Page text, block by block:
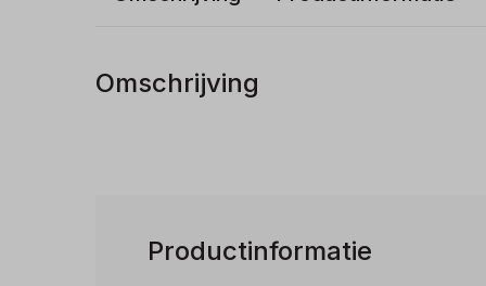
Omschrijving
Productinformatie